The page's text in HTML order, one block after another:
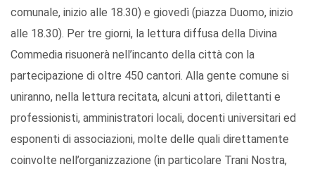
comunale, inizio alle 18.30) e giovedì (piazza Duomo, inizio
alle 18.30). Per tre giorni, la lettura diffusa della Divina
Commedia risuonerà nell’incanto della città con la
partecipazione di oltre 450 cantori. Alla gente comune si
uniranno, nella lettura recitata, alcuni attori, dilettanti e
professionisti, amministratori locali, docenti universitari ed
esponenti di associazioni, molte delle quali direttamente
coinvolte nell’organizzazione (in particolare Trani Nostra,